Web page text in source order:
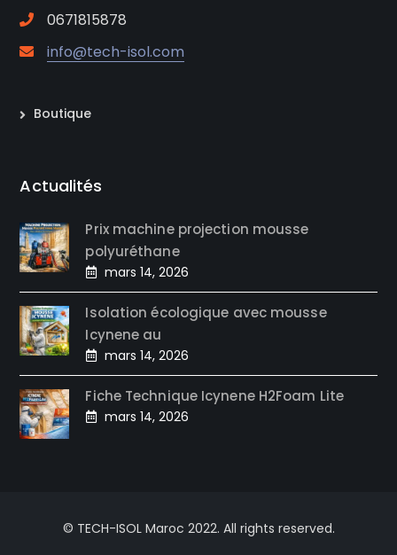
0671815878
info@tech-isol.com
Boutique
Actualités
Prix machine projection mousse
polyuréthane
mars 14, 2026
Isolation écologique avec mousse
Icynene au
mars 14, 2026
Fiche Technique Icynene H2Foam Lite
mars 14, 2026
© TECH-ISOL Maroc 2022. All rights reserved.